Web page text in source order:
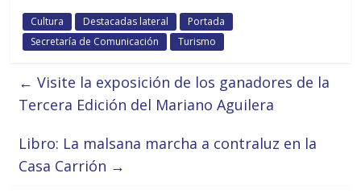
Cultura Destacadas lateral
Portada
Secretaría de Comunicación
Turismo
← Visite la exposición de los ganadores de la
Tercera Edición del Mariano Aguilera
Libro: La malsana marcha a contraluz en la
Casa Carrión →